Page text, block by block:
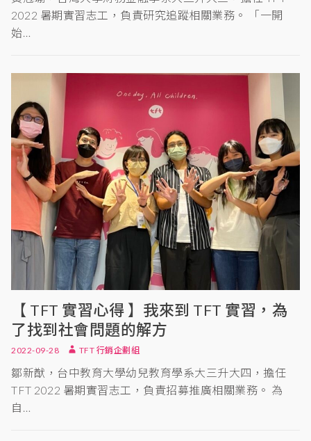
2022 暑期實習志工，負責研究追蹤相關業務。 「一開
始…
【 TFT 實習心得 】我來到 TFT 實習，為
了找到社會問題的解方
2022-09-28 TFT 行銷企劃組
鄒新猷，台中教育大學幼兒教育學系大三升大四，擔任
TFT 2022 暑期實習志工，負責招募推廣相關業務。 為
自…